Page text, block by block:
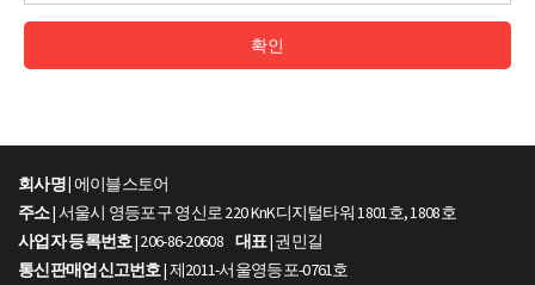
회사명 |에이블스토어
주소| 서울시 영등포구 영신로 220 KnK디지털타워 1801호, 1808호
사업자 등록번호| 206-86-20608 대표| 권민길
통신판매업신고번호| 제2011-서울영등포-0761호